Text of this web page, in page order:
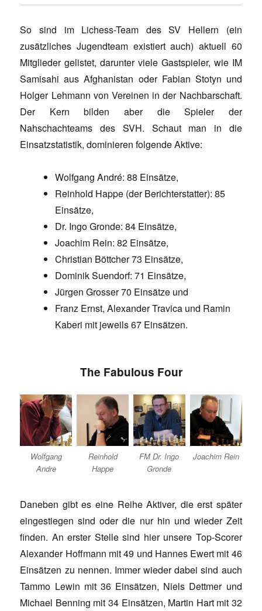
So sind im Lichess-Team des SV Hellern (ein
zusätzliches Jugendteam existiert auch) aktuell 60
Mitglieder gelistet, darunter viele Gastspieler, wie IM
Samisahi aus Afghanistan oder Fabian Stotyn und
Holger Lehmann von Vereinen in der Nachbarschaft.
Der Kern bilden aber die Spieler der
Nahschachteams des SVH. Schaut man in die
Einsatzstatistik, dominieren folgende Aktive:
Wolfgang André: 88 Einsätze,
Reinhold Happe (der Berichterstatter): 85
Einsätze,
Dr. Ingo Gronde: 84 Einsätze,
Joachim Rein: 82 Einsätze,
Christian Böttcher 73 Einsätze,
Dominik Suendorf: 71 Einsätze,
Jürgen Grosser 70 Einsätze und
Franz Ernst, Alexander Travica und Ramin
Kaberi mit jeweils 67 Einsätzen.
The Fabulous Four
Wolfgang
Andre
Reinhold
Happe
FM Dr. Ingo
Gronde
Joachim Rein
Daneben gibt es eine Reihe Aktiver, die erst später
eingestiegen sind oder die nur hin und wieder Zeit
finden. An erster Stelle sind hier unsere Top-Scorer
Alexander Hoffmann mit 49 und Hannes Ewert mit 46
Einsätzen zu nennen. Immer wieder dabei sind auch
Tammo Lewin mit 36 Einsätzen, Niels Dettmer und
Michael Benning mit 34 Einsätzen, Martin Hart mit 32